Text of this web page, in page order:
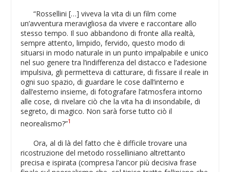
“Rossellini […] viveva la vita di un film come
un’avventura meravigliosa da vivere e raccontare allo
stesso tempo. Il suo abbandono di fronte alla realtà,
sempre attento, limpido, fervido, questo modo di
situarsi in modo naturale in un punto impalpabile e unico
nel suo genere tra l’indifferenza del distacco e l’adesione
impulsiva, gli permetteva di catturare, di fissare il reale in
ogni suo spazio, di guardare le cose dall’interno e
dall’esterno insieme, di fotografare l’atmosfera intorno
alle cose, di rivelare ciò che la vita ha di insondabile, di
segreto, di magico. Non sarà forse tutto ciò il
neorealismo?”1
Ora, al di là del fatto che è difficile trovare una
ricostruzione del metodo rosselliniano altrettanto
precisa e ispirata (compresa l’ancor più decisiva frase